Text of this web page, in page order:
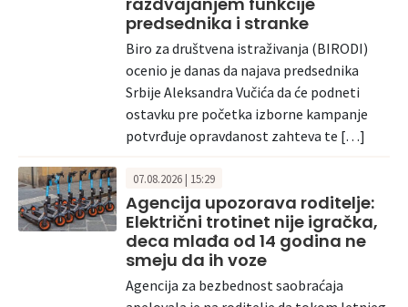
predsednika i stranke
Biro za društvena istraživanja (BIRODI)
ocenio je danas da najava predsednika
Srbije Aleksandra Vučića da će podneti
ostavku pre početka izborne kampanje
potvrđuje opravdanost zahteva te […]
07.08.2026 | 15:29
Agencija upozorava roditelje:
Električni trotinet nije igračka,
deca mlađa od 14 godina ne
smeju da ih voze
Agencija za bezbednost saobraćaja